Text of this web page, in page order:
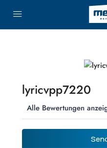
lyricvpp7220
Alle Bewertungen